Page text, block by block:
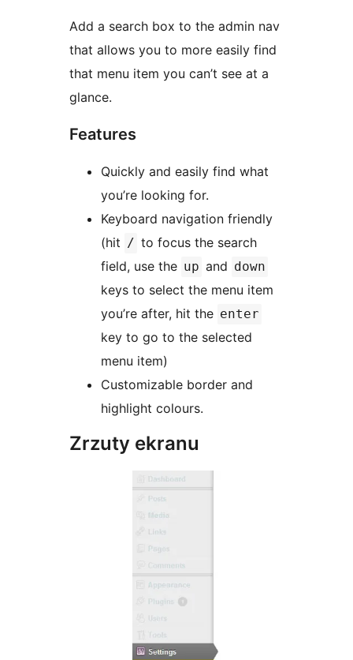
Add a search box to the admin nav
that allows you to more easily find
that menu item you can’t see at a
glance.
Features
Quickly and easily find what
you’re looking for.
Keyboard navigation friendly
(hit / to focus the search
field, use the up and down
keys to select the menu item
you’re after, hit the enter
key to go to the selected
menu item)
Customizable border and
highlight colours.
Zrzuty ekranu